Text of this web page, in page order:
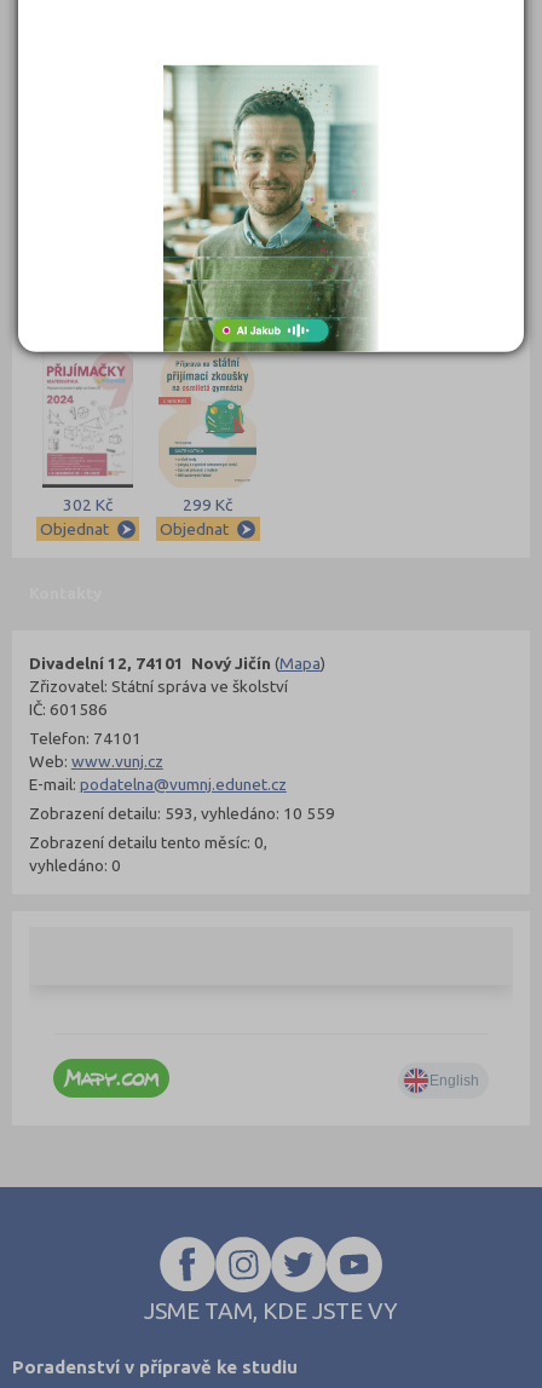
450 Kč
Objednat
399 Kč
Objednat
339 Kč
Objednat
339 Kč
Objednat
302 Kč
Objednat
299 Kč
Objednat
Divadelní 12, 74101 Nový Jičín (Mapa)
Zřizovatel: Státní správa ve školství
IČ: 601586
Telefon: 74101
Web: www.vunj.cz
E-mail: podatelna@vumnj.edunet.cz
Zobrazení detailu: 593, vyhledáno: 10 559
Zobrazení detailu tento měsíc: 0,
vyhledáno: 0
JSME TAM, KDE JSTE VY
Poradenství v přípravě ke studiu